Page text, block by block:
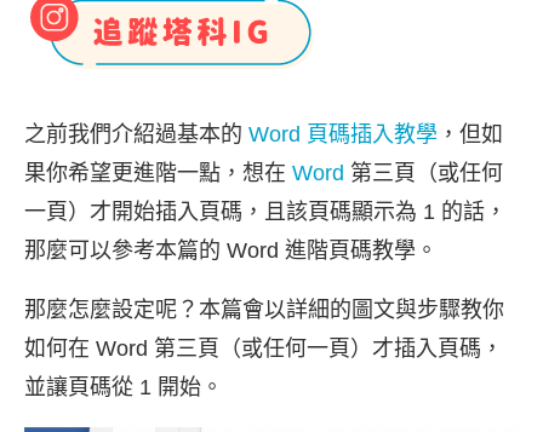
之前我們介紹過基本的 Word 頁碼插入教學 ，但如
果你希望更進階一點，想在 Word 第三頁（或任何
一頁）才開始插入頁碼，且該頁碼顯示為 1 的話，
那麼可以參考本篇的 Word 進階頁碼教學。
那麼怎麼設定呢？本篇會以詳細的圖文與步驟教你
如何在 Word 第三頁（或任何一頁）才插入頁碼，
並讓頁碼從 1 開始。